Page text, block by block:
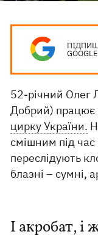
GOOGLE
52-річний Олег
Добрий) працює
цирку України.
смішним під
переслідують
блазні – сумні,
І акробат, і